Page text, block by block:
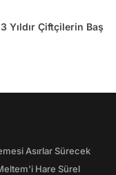
Yıldır Çiftçilerin Baş
Asırlar Sürecek
Hare Sürel